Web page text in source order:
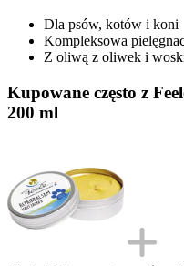
Dla psów, kotów i koni
Kompleksowa
Z oliwą z oliwek i
Kupowane często z
200 ml